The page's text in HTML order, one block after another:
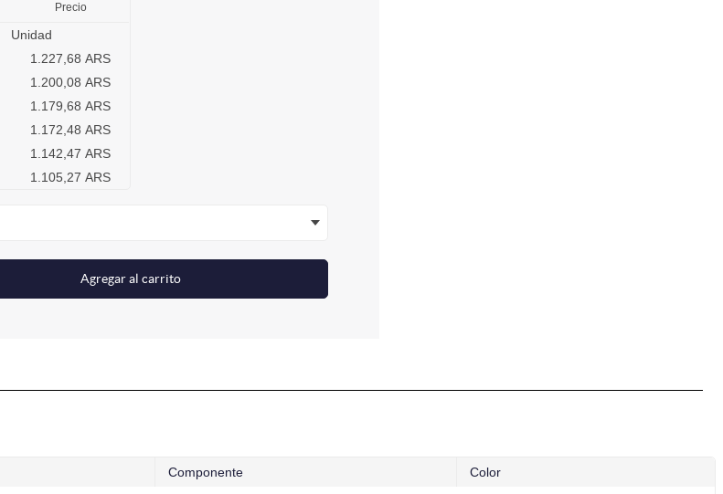
Precio
Unidad
1.227,68 ARS
1.200,08 ARS
1.179,68 ARS
1.172,48 ARS
1.142,47 ARS
1.105,27 ARS
Agregar al carrito
Componente Color